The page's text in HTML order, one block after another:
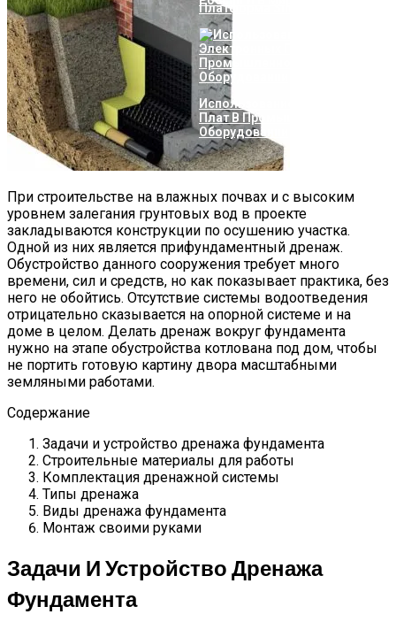
Платформа SimpleOne
Использование Электронных
Плат В Промышленном
Оборудовании
При строительстве на влажных почвах и с высоким
уровнем залегания грунтовых вод в проекте
закладываются конструкции по осушению участка.
Одной из них является прифундаментный дренаж.
Обустройство данного сооружения требует много
времени, сил и средств, но как показывает практика, без
него не обойтись. Отсутствие системы водоотведения
отрицательно сказывается на опорной системе и на
доме в целом. Делать дренаж вокруг фундамента
нужно на этапе обустройства котлована под дом, чтобы
не портить готовую картину двора масштабными
земляными работами.
Содержание
Задачи и устройство дренажа фундамента
Строительные материалы для работы
Комплектация дренажной системы
Типы дренажа
Виды дренажа фундамента
Монтаж своими руками
Задачи И Устройство Дренажа
Фундамента